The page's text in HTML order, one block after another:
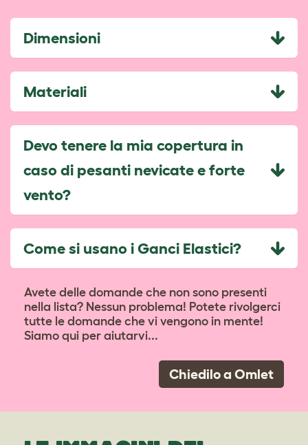
Dimensioni
Materiali
Devo tenere la mia copertura in
caso di pesanti nevicate e forte
vento?
Come si usano i Ganci Elastici?
Avete delle domande che non sono presenti
nella lista? Nessun problema! Potete rivolgerci
tutte le domande che vi vengono in mente!
Siamo qui per aiutarvi...
Chiedilo a Omlet